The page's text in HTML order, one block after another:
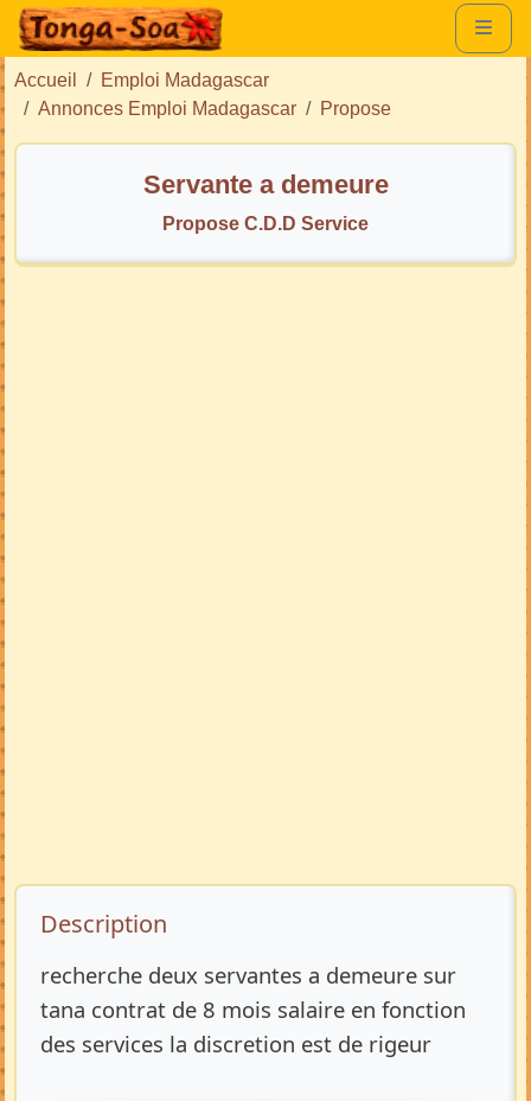
Accueil
Emploi Madagascar
Annonces Emploi Madagascar
Propose
Servante a demeure
Propose C.D.D Service
Description de l’annonce
Description
recherche deux servantes a demeure sur
tana contrat de 8 mois salaire en fonction
des services la discretion est de rigeur